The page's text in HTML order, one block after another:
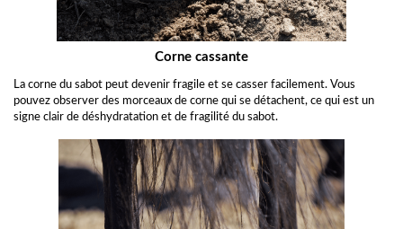
Corne cassante
La corne du sabot peut devenir fragile et se casser facilement. Vous
pouvez observer des morceaux de corne qui se détachent, ce qui est un
signe clair de déshydratation et de fragilité du sabot.